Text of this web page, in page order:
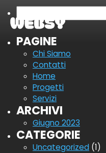
Ricerca
per:
PAGINE
Chi Siamo
Contatti
Home
Progetti
Servizi
ARCHIVI
Giugno 2023
CATEGORIE
Uncategorized (1)